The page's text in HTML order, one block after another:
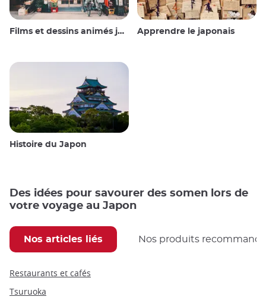
Films et dessins animés japonais Apprendre le japonais
Histoire du Japon
Des idées pour savourer des somen lors de
votre voyage au Japon
Nos articles liés Nos produits
Restaurants et cafés
Tsuruoka